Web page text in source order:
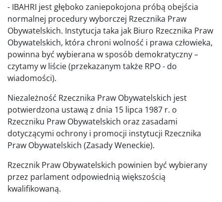
- IBAHRI jest głęboko zaniepokojona próbą obejścia
normalnej procedury wyborczej Rzecznika Praw
Obywatelskich. Instytucja taka jak Biuro Rzecznika Praw
Obywatelskich, która chroni wolność i prawa człowieka,
powinna być wybierana w sposób demokratyczny –
czytamy w liście (przekazanym także RPO - do
wiadomości).
Niezależność Rzecznika Praw Obywatelskich jest
potwierdzona ustawą z dnia 15 lipca 1987 r. o
Rzeczniku Praw Obywatelskich oraz zasadami
dotyczącymi ochrony i promocji instytucji Rzecznika
Praw Obywatelskich (Zasady Weneckie).
Rzecznik Praw Obywatelskich powinien być wybierany
przez parlament odpowiednią większością
kwalifikowaną.